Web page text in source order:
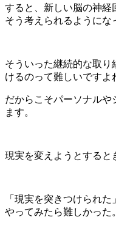
すると、新しい脳の神経
そう考えられるようにな
そういった継続的な取
けるのって難しいですよ
だからこそパーソナルや
ます。
現実を変えようとすると
「現実を突きつけられ
やってみたら難しかった